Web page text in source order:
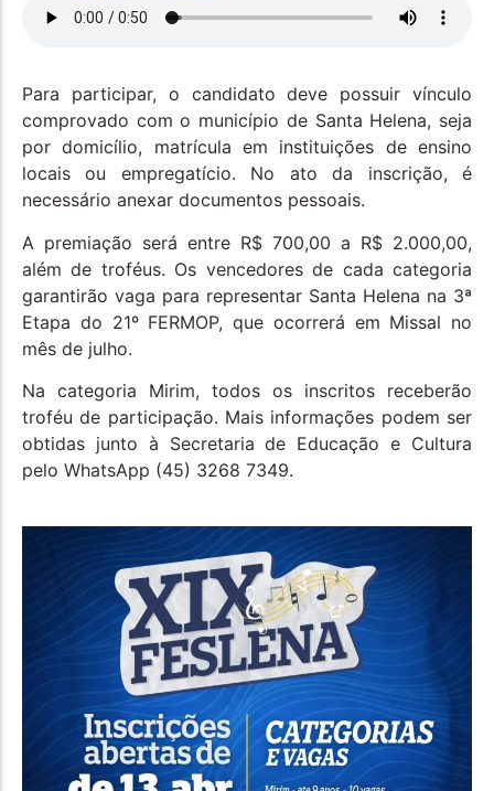
Para participar, o candidato deve possuir vínculo
comprovado com o município de Santa Helena, seja
por domicílio, matrícula em instituições de ensino
locais ou empregatício. No ato da inscrição, é
necessário anexar documentos pessoais.
A premiação será entre R$ 700,00 a R$ 2.000,00,
além de troféus. Os vencedores de cada categoria
garantirão vaga para representar Santa Helena na 3ª
Etapa do 21º FERMOP, que ocorrerá em Missal no
mês de julho.
Na categoria Mirim, todos os inscritos receberão
troféu de participação. Mais informações podem ser
obtidas junto à Secretaria de Educação e Cultura
pelo WhatsApp (45) 3268 7349.